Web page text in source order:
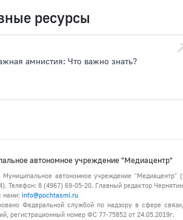
ресурсы
амнистия: Что важно знать?
автономное учреждение "Медиацентр"
Муниципальное автономное учреждение "Медиацентр"
Телефон: 8 (4967) 69-05-20. Главный редактор
нами: info@pochtasmi.ru
Федеральной службой по надзору в сфере
регистрационный номер ФС 77-75852 от 24.05.2019г.